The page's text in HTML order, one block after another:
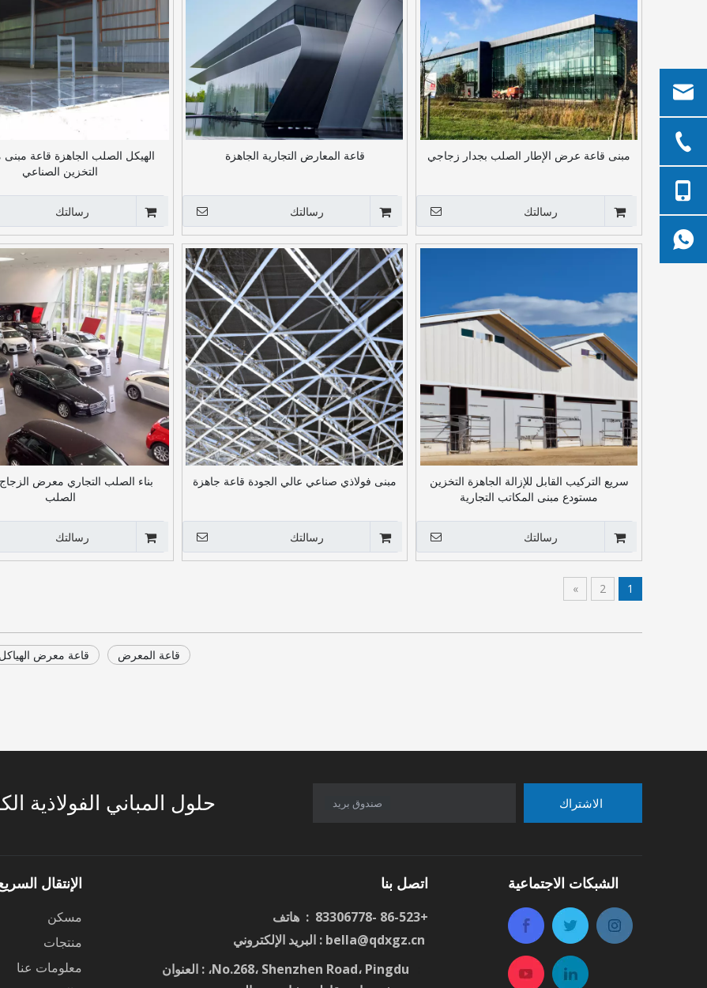
مبنى قاعة عرض الإطار الصلب بجدار زجاجي
رسالتك
قاعة المعارض التجارية الجاهزة
رسالتك
الهيكل الصلب الجاهزة قاعة
التخزين الصناعي
رسالتك
سريع التركيب القابل للإزالة الجاهزة التخزين
مستودع مبنى المكاتب التجارية
رسالتك
مبنى فولاذي صناعي عالي الجودة قاعة جاهزة
رسالتك
بناء الصلب التجاري معرض
الصلب
رسالتك
1
2
»
قاعة معرض الهياكل قاعة المعرض
حلول المباني الفولاذية صندوق بريد
الإنتقال
مسكن
منتجات
معلومات عنا
اتصل بنا
+86-523 -83306778 : هاتف
bella@qdxgz.cn : البريد الإلكتروني
No.268، Shenzhen Road، Pingdu، : العنوان
الشبكات الاجتماعية